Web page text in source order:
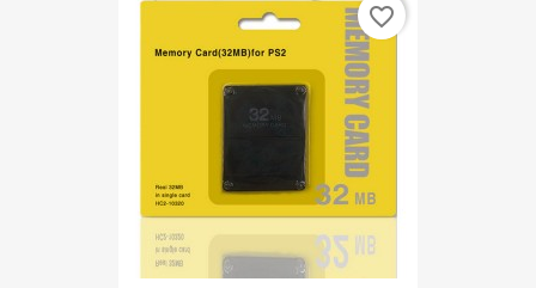
favorite_border